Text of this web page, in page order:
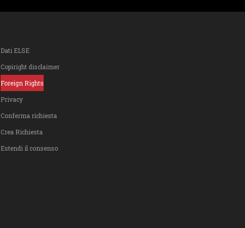
Dati ELSE
Copiright disclaimer
Foreign Rights
Privacy
Conferma richiesta
Crea Richiesta
Estendi il consenso